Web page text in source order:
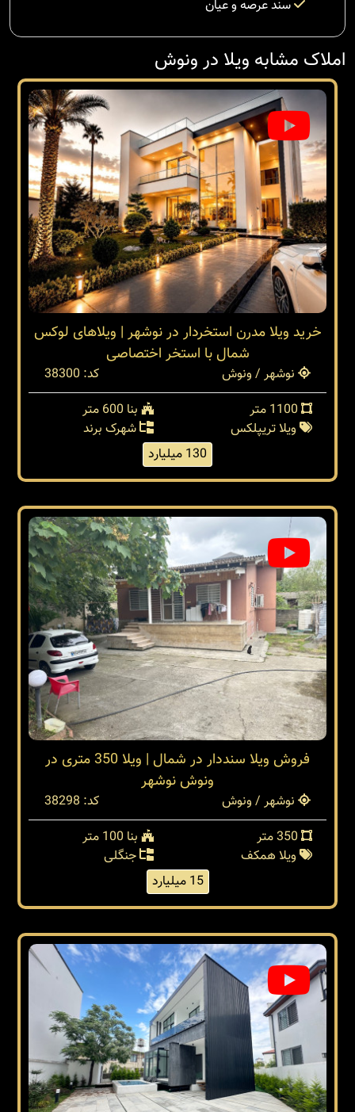
سند عرصه و عیان
املاک مشابه ویلا در ونوش
خرید ویلا مدرن استخردار در نوشهر | ویلاهای لوکس
شمال با استخر اختصاصی
نوشهر / ونوش
کد: 38300
بنا 600 متر
ویلا تریپلکس
شهرک برند
130 میلیارد
فروش ویلا سنددار در شمال | ویلا 350 متری در
ونوش نوشهر
نوشهر / ونوش
کد: 38298
بنا 100 متر
ویلا همکف
جنگلی
15 میلیارد